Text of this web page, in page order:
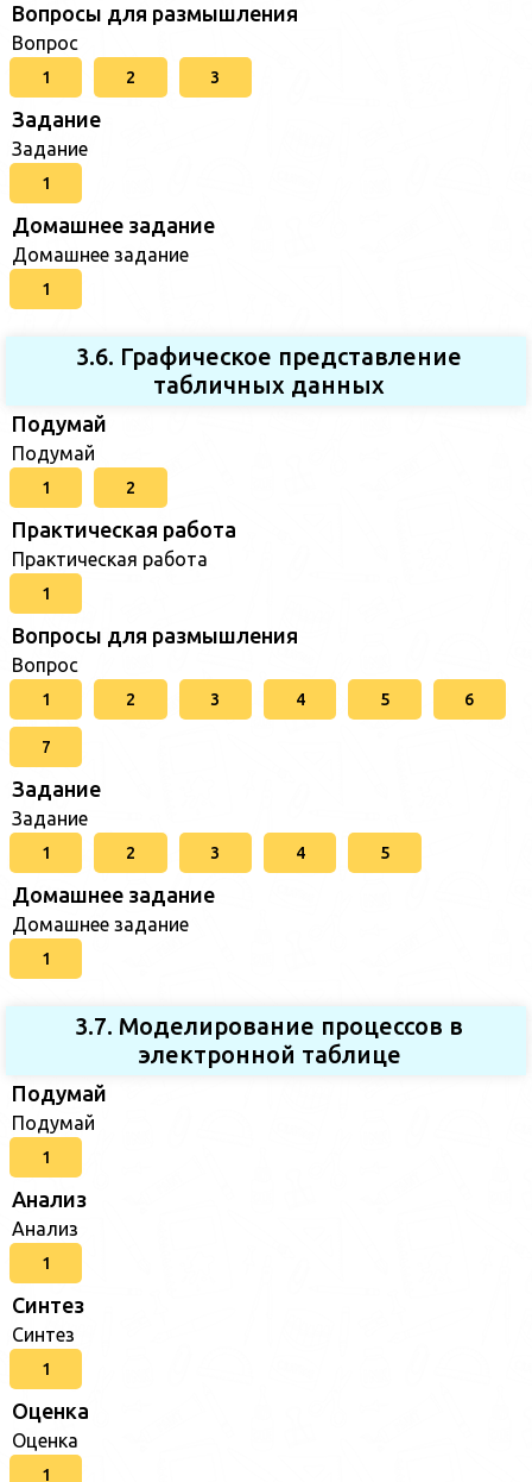
Вопросы для размышления
Вопрос
1 2 3
Задание
Задание
1
Домашнее задание
Домашнее задание
1
3.6. Графическое представление
табличных данных
Подумай
Подумай
1 2
Практическая работа
Практическая работа
1
Вопросы для размышления
Вопрос
1 2 3 4 5 6
7
Задание
Задание
1 2 3 4 5
Домашнее задание
Домашнее задание
1
3.7. Моделирование процессов в
электронной таблице
Подумай
Подумай
1
Анализ
Анализ
1
Синтез
Синтез
1
Оценка
Оценка
1